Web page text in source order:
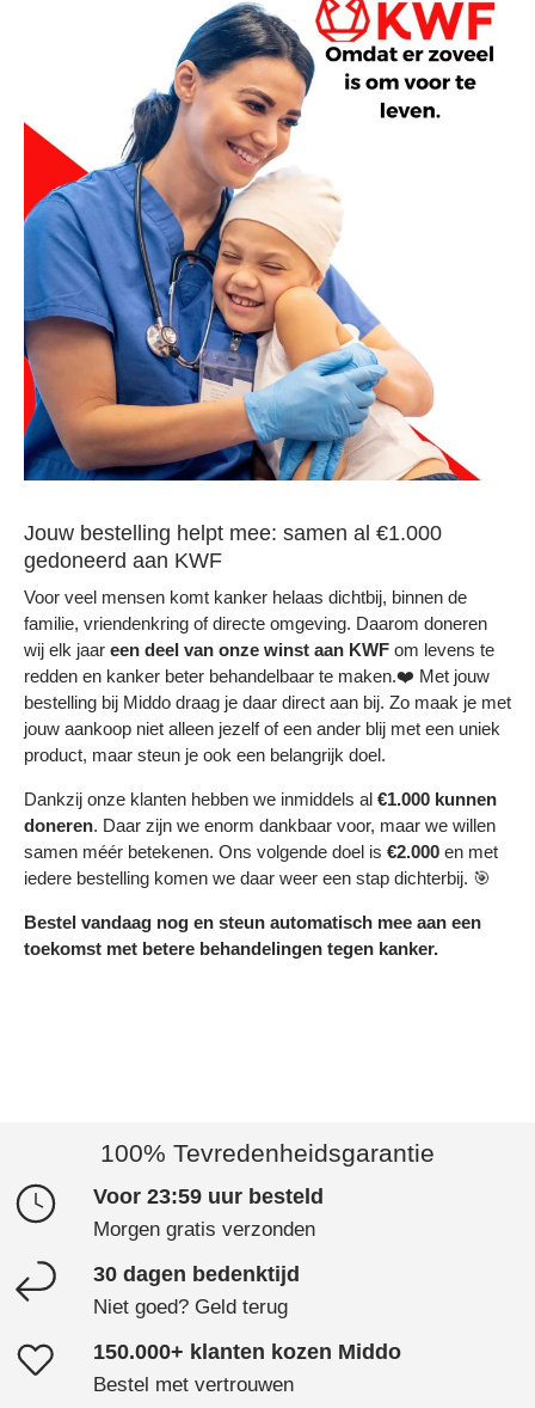
Jouw bestelling helpt mee: samen al €1.000
gedoneerd aan KWF
Voor veel mensen komt kanker helaas dichtbij, binnen de
familie, vriendenkring of directe omgeving. Daarom doneren
wij elk jaar een deel van onze winst aan KWF om levens te
redden en kanker beter behandelbaar te maken.❤️ Met jouw
bestelling bij Middo draag je daar direct aan bij. Zo maak je met
jouw aankoop niet alleen jezelf of een ander blij met een uniek
product, maar steun je ook een belangrijk doel.
Dankzij onze klanten hebben we inmiddels al €1.000 kunnen
doneren. Daar zijn we enorm dankbaar voor, maar we willen
samen méér betekenen. Ons volgende doel is €2.000 en met
iedere bestelling komen we daar weer een stap dichterbij. 🎯
Bestel vandaag nog en steun automatisch mee aan een
toekomst met betere behandelingen tegen kanker.
100% Tevredenheidsgarantie
Voor 23:59 uur besteld
Morgen gratis verzonden
30 dagen bedenktijd
Niet goed? Geld terug
150.000+ klanten kozen Middo
Bestel met vertrouwen